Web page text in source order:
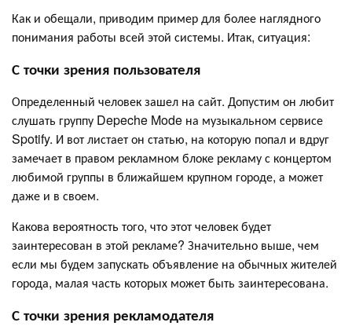
Как и обещали, приводим пример для более наглядного
понимания работы всей этой системы. Итак, ситуация:
С точки зрения пользователя
Определенный человек зашел на сайт. Допустим он любит
слушать группу Depeche Mode на музыкальном сервисе
Spotify. И вот листает он статью, на которую попал и вдруг
замечает в правом рекламном блоке рекламу с концертом
любимой группы в ближайшем крупном городе, а может
даже и в своем.
Какова вероятность того, что этот человек будет
заинтересован в этой рекламе? Значительно выше, чем
если мы будем запускать объявление на обычных жителей
города, малая часть которых может быть заинтересована.
С точки зрения рекламодателя